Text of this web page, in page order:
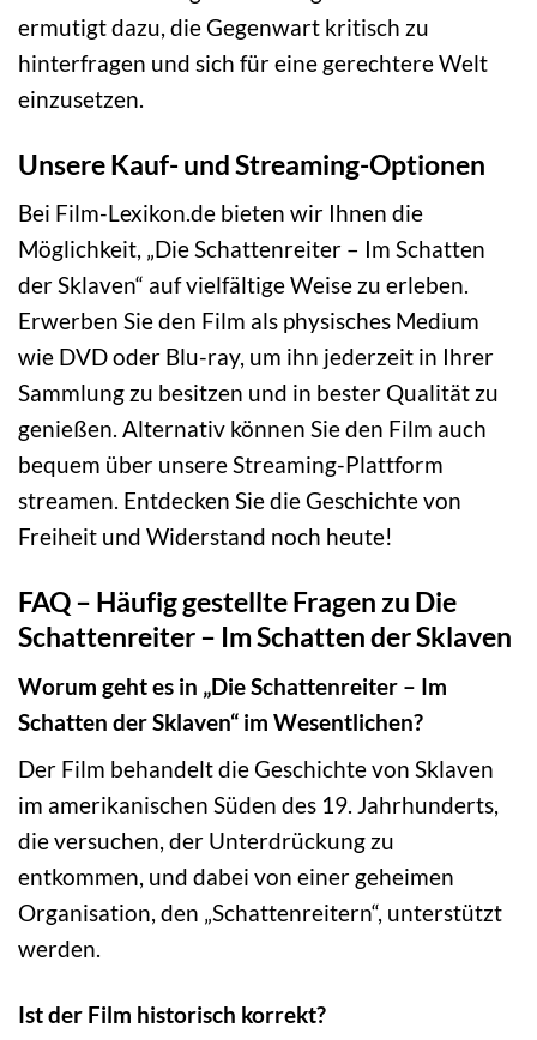
ermutigt dazu, die Gegenwart kritisch zu
hinterfragen und sich für eine gerechtere Welt
einzusetzen.
Unsere Kauf- und Streaming-Optionen
Bei Film-Lexikon.de bieten wir Ihnen die
Möglichkeit, „Die Schattenreiter – Im Schatten
der Sklaven“ auf vielfältige Weise zu erleben.
Erwerben Sie den Film als physisches Medium
wie DVD oder Blu-ray, um ihn jederzeit in Ihrer
Sammlung zu besitzen und in bester Qualität zu
genießen. Alternativ können Sie den Film auch
bequem über unsere Streaming-Plattform
streamen. Entdecken Sie die Geschichte von
Freiheit und Widerstand noch heute!
FAQ – Häufig gestellte Fragen zu Die
Schattenreiter – Im Schatten der Sklaven
Worum geht es in „Die Schattenreiter – Im
Schatten der Sklaven“ im Wesentlichen?
Der Film behandelt die Geschichte von Sklaven
im amerikanischen Süden des 19. Jahrhunderts,
die versuchen, der Unterdrückung zu
entkommen, und dabei von einer geheimen
Organisation, den „Schattenreitern“, unterstützt
werden.
Ist der Film historisch korrekt?